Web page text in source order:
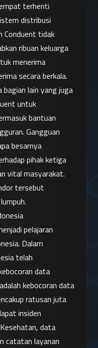
terhenti
distribusi
Conduent tidak
ribuan keluarga
menerima
secara berkala.
lain yang juga
untuk
bantuan
Gangguan
besarnya
pihak ketiga
vital masyarakat.
tersebut
pelajaran
Dalam
telah
data
kebocoran data
ratusan juta
insiden
data
catatan layanan